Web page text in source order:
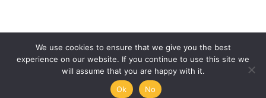
We use cookies to ensure that we give you the best
experience on our website. If you continue to use this site we
will assume that you are happy with it.
Ok
No